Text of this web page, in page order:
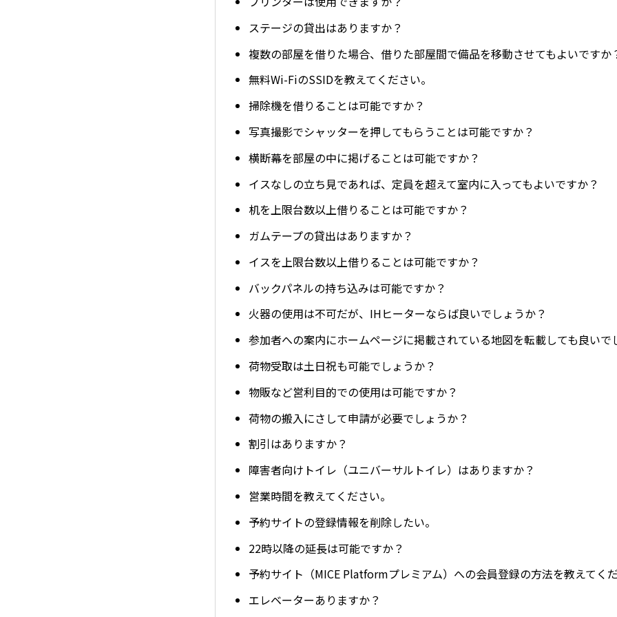
ステージの貸出はありますか？
複数の部屋を借りた場合、借りた部屋間で備品を移動させてもよいですか
無料Wi-FiのSSIDを教えてください。
掃除機を借りることは可能ですか？
写真撮影でシャッターを押してもらうことは可能ですか？
横断幕を部屋の中に掲げることは可能ですか？
イスなしの立ち見であれば、定員を超えて室内に入ってもよいですか？
机を上限台数以上借りることは可能ですか？
ガムテープの貸出はありますか？
イスを上限台数以上借りることは可能ですか？
バックパネルの持ち込みは可能ですか？
火器の使用は不可だが、IHヒーターならば良いでしょうか？
参加者への案内にホームページに掲載されている地図を転載しても良いで
荷物受取は土日祝も可能でしょうか？
物販など営利目的での使用は可能ですか？
荷物の搬入にさして申請が必要でしょうか？
割引はありますか？
障害者向けトイレ（ユニバーサルトイレ）はありますか？
営業時間を教えてください。
予約サイトの登録情報を削除したい。
22時以降の延長は可能ですか？
予約サイト（MICE Platformプレミアム）への会員登録の方法を教えてく
エレベーターありますか？